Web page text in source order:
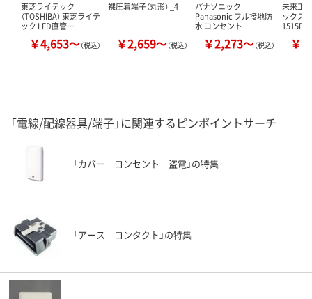
東芝ライテック
（TOSHIBA） 東芝ライテ
ック LED直管…
￥4,653～（税込）
裸圧着端子（丸形） _4
￥2,659～（税込）
パナソニック
Panasonic フル接地防
水 コンセント
￥2,273～（税込）
未来工
ックス（
1515D
￥
「電線/配線器具/端子」に関連するピンポイントサーチ
「カバー コンセント 盗電」の特集
「アース コンタクト」の特集